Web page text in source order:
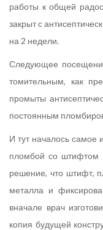
работы к общей
закрыт с
на 2 недели.
Следующее
томительным, как
промыты
постоянным
И тут началось самое
пломбой со штифтом
решение, что штифт,
металла и
вначале врач
копия будущей